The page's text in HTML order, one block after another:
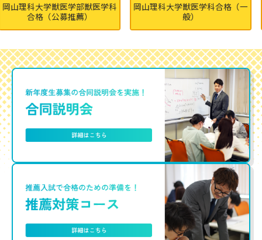
大学獣医学部獣医学科
合格（公募推薦）
岡山理科大学獣医学科合格（一
岡